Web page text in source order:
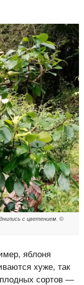
с цветением. ©
яблоня
хуже, так
сортов —